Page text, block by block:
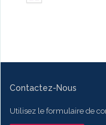
Contactez-Nous
Utilisez le formulaire de